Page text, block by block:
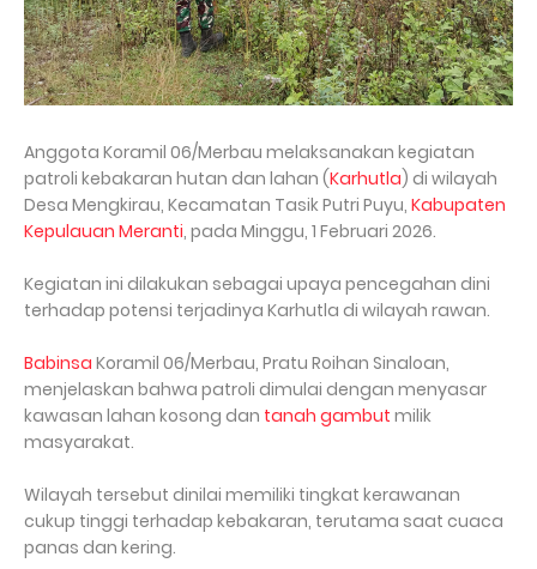
Anggota Koramil 06/Merbau melaksanakan kegiatan
patroli kebakaran hutan dan lahan (Karhutla) di wilayah
Desa Mengkirau, Kecamatan Tasik Putri Puyu, Kabupaten
Kepulauan Meranti, pada Minggu, 1 Februari 2026.
Kegiatan ini dilakukan sebagai upaya pencegahan dini
terhadap potensi terjadinya Karhutla di wilayah rawan.
Babinsa Koramil 06/Merbau, Pratu Roihan Sinaloan,
menjelaskan bahwa patroli dimulai dengan menyasar
kawasan lahan kosong dan tanah gambut milik
masyarakat.
Wilayah tersebut dinilai memiliki tingkat kerawanan
cukup tinggi terhadap kebakaran, terutama saat cuaca
panas dan kering.